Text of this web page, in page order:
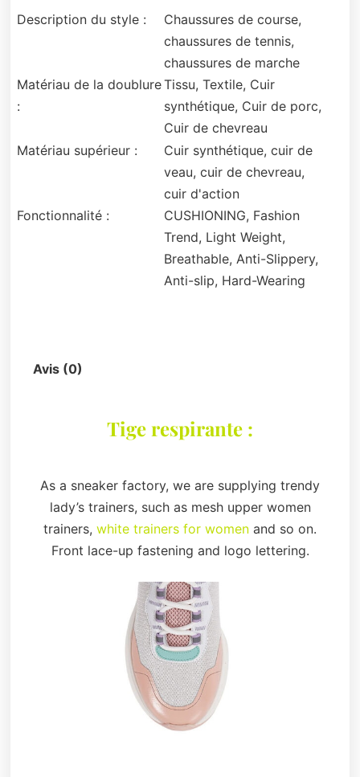
Description du style :
Chaussures de course,
chaussures de tennis,
chaussures de marche
Matériau de la doublure
:
Tissu, Textile, Cuir
synthétique, Cuir de porc,
Cuir de chevreau
Matériau supérieur :
Cuir synthétique, cuir de
veau, cuir de chevreau,
cuir d'action
Fonctionnalité :
CUSHIONING, Fashion
Trend, Light Weight,
Breathable, Anti-Slippery,
Anti-slip, Hard-Wearing
Avis (0)
Tige respirante :
As a sneaker factory, we are supplying trendy
lady’s trainers, such as mesh upper women
trainers, white trainers for women and so on.
Front lace-up fastening and logo lettering.